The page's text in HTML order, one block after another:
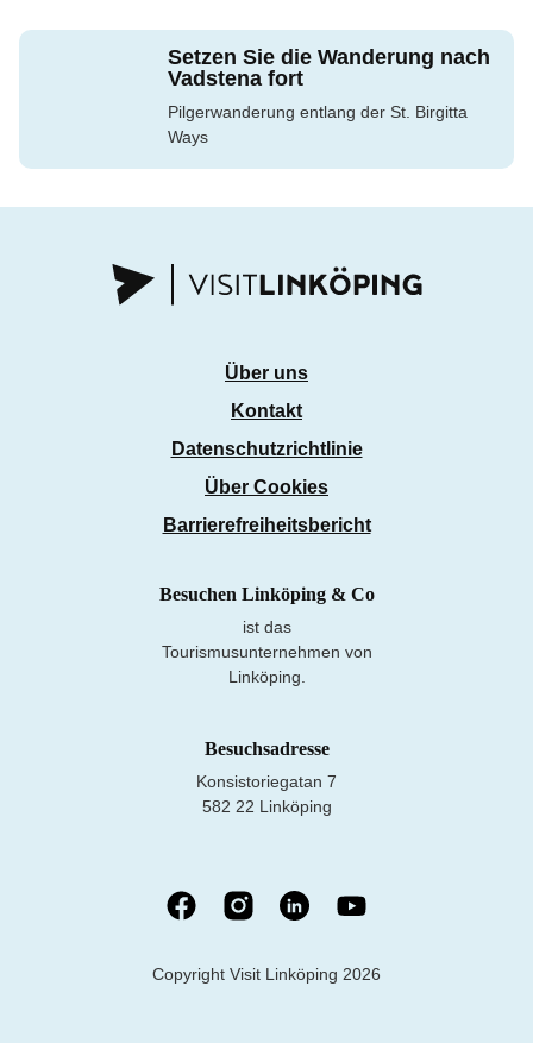
Setzen Sie die Wanderung nach
Vadstena fort
Pilgerwanderung entlang der St. Birgitta
Ways
Über uns
Kontakt
Datenschutzrichtlinie
Über Cookies
Barrierefreiheitsbericht
Besuchen Linköping & Co
ist das
Tourismusunternehmen von
Linköping.
Besuchsadresse
Konsistoriegatan 7
582 22 Linköping
Copyright Visit Linköping 2026